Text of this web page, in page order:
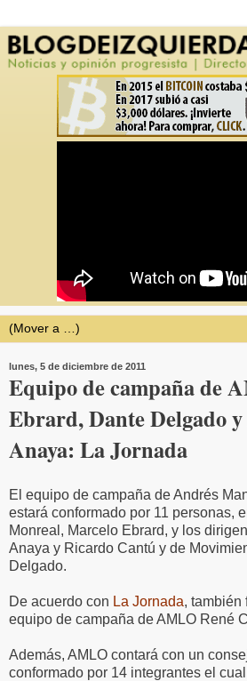
lunes, 5 de diciembre de 2011
Equipo de campaña de
Ebrard, Dante Delgado
Anaya: La Jornada
El equipo de campaña de Andrés
estará conformado por 11 personas,
Monreal, Marcelo Ebrard, y los
Anaya y Ricardo Cantú y de
Delgado.
De acuerdo con La Jornada, también
equipo de campaña de AMLO René
Además, AMLO contará con un
conformado por 14 integrantes el